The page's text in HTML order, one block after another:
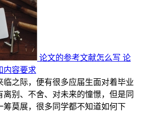
论文的参考文献怎么写 论
内容要求
临之际，便有很多应届生面对着毕业
离别、不舍、对未来的憧憬，但是同
筹莫展，很多同学都不知道如何下